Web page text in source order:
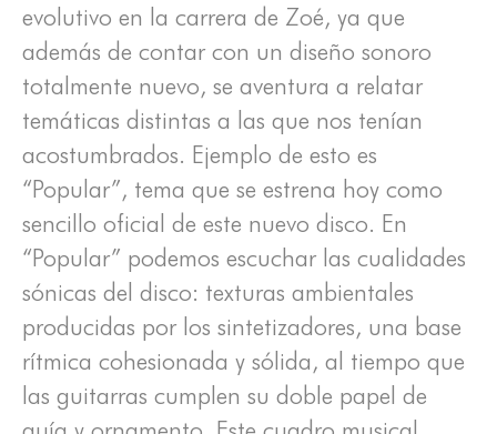
evolutivo en la carrera de Zoé, ya que
además de contar con un diseño sonoro
totalmente nuevo, se aventura a relatar
temáticas distintas a las que nos tenían
acostumbrados. Ejemplo de esto es
“Popular”, tema que se estrena hoy como
sencillo oficial de este nuevo disco. En
“Popular” podemos escuchar las cualidades
sónicas del disco: texturas ambientales
producidas por los sintetizadores, una base
rítmica cohesionada y sólida, al tiempo que
las guitarras cumplen su doble papel de